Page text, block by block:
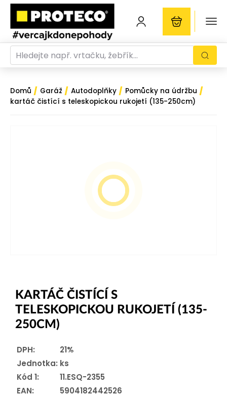
Domů / Garáž / Autodoplňky / Pomůcky na údržbu /
kartáč čistící s teleskopickou rukojetí (135-250cm)
KARTÁČ ČISTÍCÍ S
TELESKOPICKOU RUKOJETÍ (135-
250CM)
DPH:
21%
Jednotka: ks
Kód 1:
11.ESQ-2355
EAN:
5904182442526